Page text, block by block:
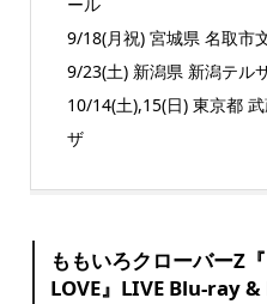
ール
9/18(月祝) 宮城県 名取市
9/23(土) 新潟県 新潟テル
10/14(土),15(日) 東京都
ザ
ももいろクローバーZ
LOVE』LIVE Blu-ray &